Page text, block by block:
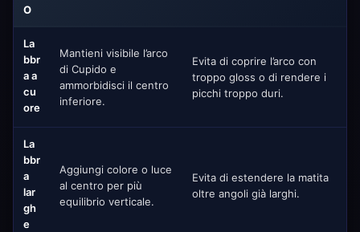
O
La
bbr
a a
cu
ore
Mantieni visibile l’arco
di Cupido e
ammorbidisci il centro
inferiore.
Evita di coprire l’arco con
troppo gloss o di rendere i
picchi troppo duri.
La
bbr
a
lar
gh
e
Aggiungi colore o luce
al centro per più
equilibrio verticale.
Evita di estendere la matita
oltre angoli già larghi.